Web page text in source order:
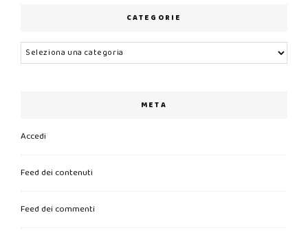
CATEGORIE
Categorie
META
Accedi
Feed dei contenuti
Feed dei commenti